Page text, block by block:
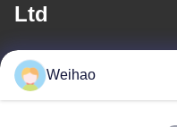
Ltd
E-mail
408690175@qq.com
Weihao